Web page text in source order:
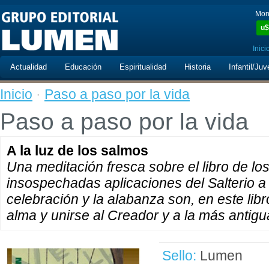
u$
Actualidad Educación Espiritualidad Historia Infantil/
Inicio · Paso a paso por la vida
Paso a paso por la vida
A la luz de los salmos
Una meditación fresca sobre el libro de
insospechadas aplicaciones del Salterio
celebración y la alabanza son, en este
alma y unirse al Creador y a la más
Sello: Lumen